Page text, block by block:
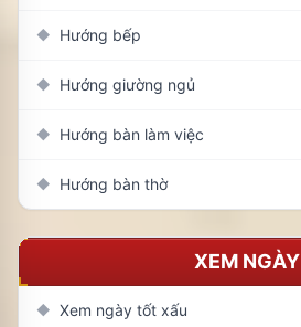
◆ Hướng bếp
◆ Hướng giường ngủ
◆ Hướng bàn làm việc
◆ Hướng bàn thờ
XEM NGÀY
◆ Xem ngày tốt xấu